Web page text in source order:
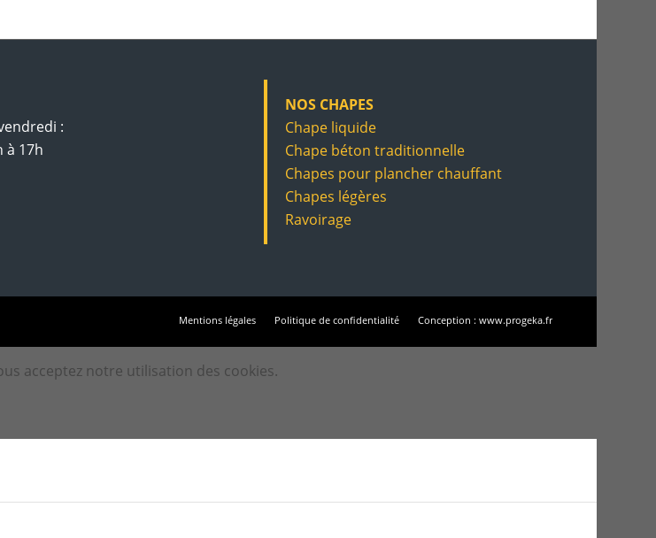
:
à 17h
NOS CHAPES
Chape liquide
Chape béton traditionnelle
Chapes pour plancher chauffant
Chapes légères
Ravoirage
Mentions légales Politique de confidentialité Conception : www.progeka.fr
acceptez notre utilisation des cookies.